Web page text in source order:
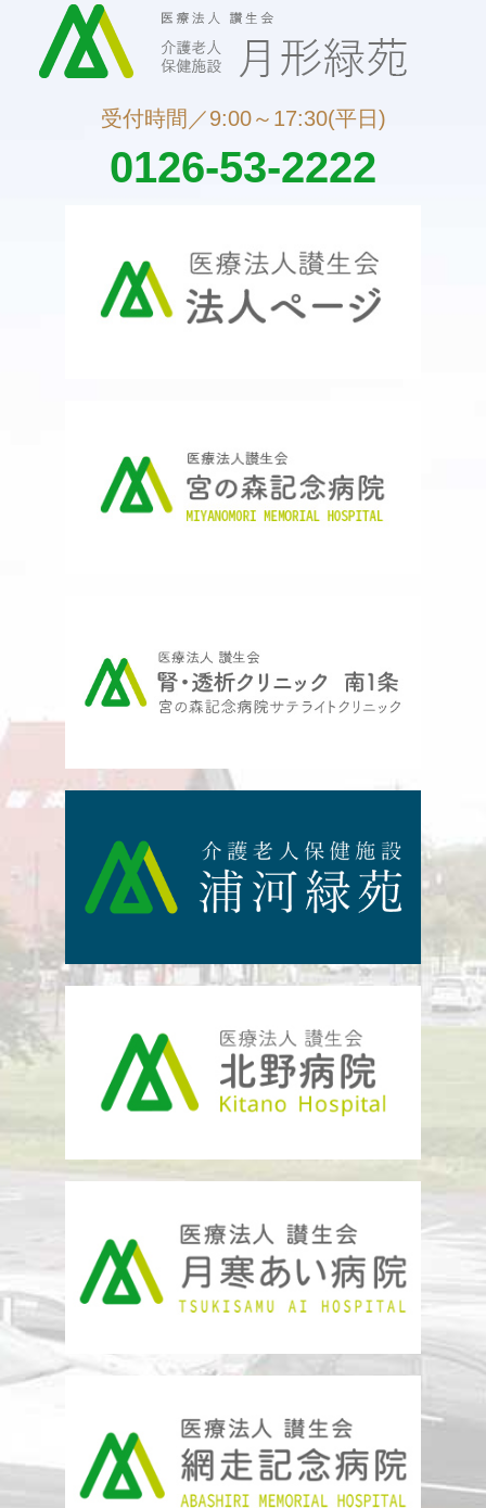
受付時間／9:00～17:30(平日)
0126-53-2222